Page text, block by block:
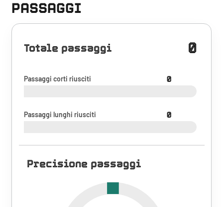
PASSAGGI
Totale passaggi 0
Passaggi corti riusciti 0
Passaggi lunghi riusciti 0
Precisione passaggi